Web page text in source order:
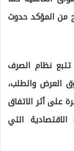
من المؤكد حدوث
تتبع نظام الصرف
لسوق العرض والطلب،
على أثر الاتفاق
التي